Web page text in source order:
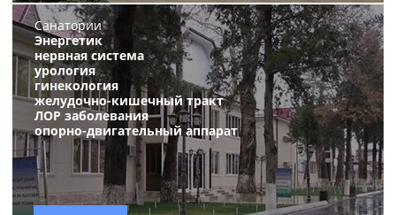
Санатории
Энергетик
нервная система
урология
гинекология
желудочно-кишечный тракт
ЛОР заболевания
опорно-двигательный аппарат